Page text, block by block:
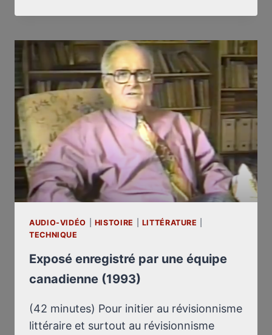
1989,
FRANCE,
UNE
AGRESSION
“NORMALE
ET
NATURELLE”
CONTRE
UN
RÉVISIONNISTE
AUDIO-VIDÉO HISTOIRE LITTÉRATURE
TECHNIQUE
Exposé enregistré par une équipe
canadienne (1993)
(42 minutes) Pour initier au révisionnisme
littéraire et surtout au révisionnisme